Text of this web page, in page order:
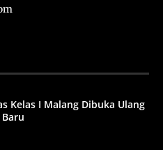
Kelas I Malang Dibuka Ulang